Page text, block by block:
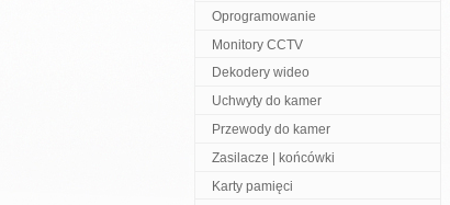
Oprogramowanie
Monitory CCTV
Dekodery wideo
Uchwyty do kamer
Przewody do kamer
Zasilacze | końcówki
Karty pamięci